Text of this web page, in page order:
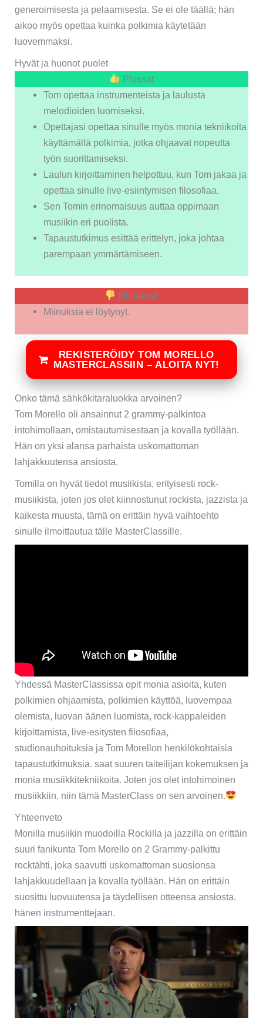
generoimisesta ja pelaamisesta. Se ei ole täällä; hän
aikoo myös opettaa kuinka polkimia käytetään
luovemmaksi.
Hyvät ja huonot puolet
Plussat
Tom opettaa instrumenteista ja laulusta
melodioiden luomiseksi.
Opettajasi opettaa sinulle myös monia tekniikoita
käyttämällä polkimia, jotka ohjaavat nopeutta
työn suorittamiseksi.
Laulun kirjoittaminen helpottuu, kun Tom jakaa ja
opettaa sinulle live-esiintymisen filosofiaa.
Sen Tomin erinomaisuus auttaa oppimaan
musiikin eri puolista.
Tapaustutkimus esittää erittelyn, joka johtaa
parempaan ymmärtämiseen.
Miinukset
Miinuksia ei löytynyt.
REKISTERÖIDY TOM MORELLO
MASTERCLASSIIN – ALOITA NYT!
Onko tämä sähkökitaraluokka arvoinen?
Tom Morello oli ansainnut 2 grammy-palkintoa
intohimollaan, omistautumisestaan ​​ja kovalla työllään.
Hän on yksi alansa parhaista uskomattoman
lahjakkuutensa ansiosta.
Tomilla on hyvät tiedot musiikista, erityisesti rock-
musiikista, joten jos olet kiinnostunut rockista, jazzista ja
kaikesta muusta, tämä on erittäin hyvä vaihtoehto
sinulle ilmoittautua tälle MasterClassille.
Yhdessä MasterClassissa opit monia asioita, kuten
polkimien ohjaamista, polkimien käyttöä, luovempaa
olemista, luovan äänen luomista, rock-kappaleiden
kirjoittamista, live-esitysten filosofiaa,
studionauhoituksia ja Tom Morellon henkilökohtaisia ​​
tapaustutkimuksia. saat suuren taiteilijan kokemuksen ja
monia musiikkitekniikoita. Joten jos olet intohimoinen
musiikkiin, niin tämä MasterClass on sen arvoinen.
Yhteenveto
Monilla musiikin muodoilla Rockilla ja jazzilla on erittäin
suuri fanikunta Tom Morello on 2 Grammy-palkittu
rocktähti, joka saavutti uskomattoman suosionsa
lahjakkuudellaan ja kovalla työllään. Hän on erittäin
suosittu luovuutensa ja täydellisen otteensa ansiosta.
hänen instrumenttejaan.